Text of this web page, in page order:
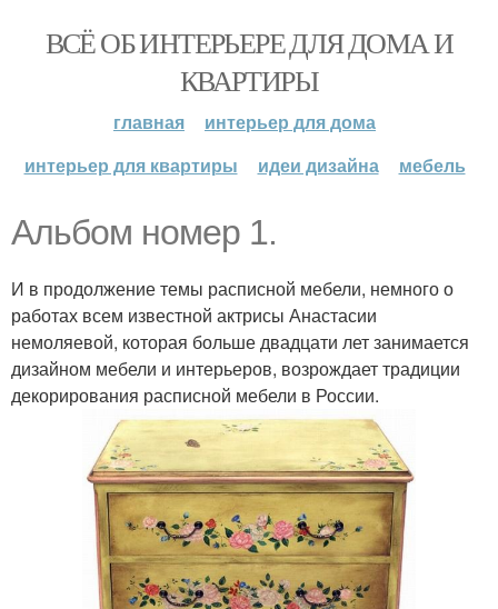
ВСЁ ОБ ИНТЕРЬЕРЕ ДЛЯ ДОМА И
КВАРТИРЫ
главная
интерьер для дома
интерьер для квартиры
идеи дизайна мебель
Альбом номер 1.
И в продолжение темы расписной мебели, немного о
работах всем известной актрисы Анастасии
немоляевой, которая больше двадцати лет занимается
дизайном мебели и интерьеров, возрождает традиции
декорирования расписной мебели в России.